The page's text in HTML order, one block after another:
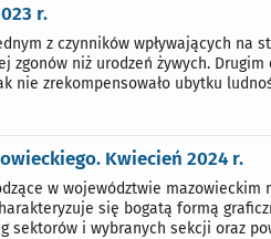
r.
z czynników wpływających na
zgonów niż urodzeń żywych.
nie zrekompensowało ubytku
Kwiecień 2024 r.
w województwie mazowieckim
się bogatą formą
sektorów i wybranych sekcji oraz